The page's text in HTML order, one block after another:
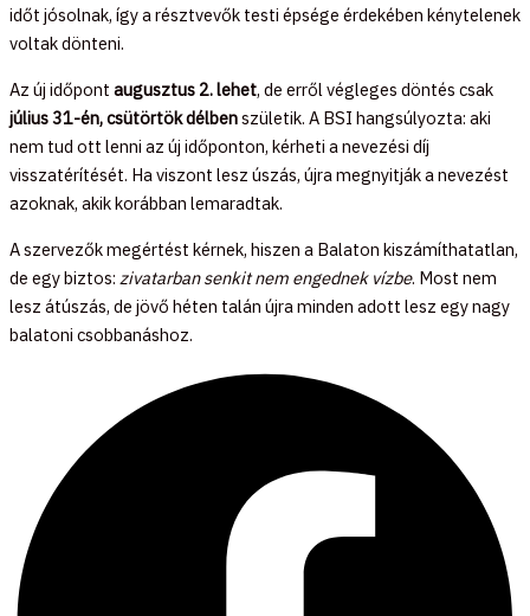
időt jósolnak, így a résztvevők testi épsége érdekében kénytelenek
voltak dönteni.
Az új időpont augusztus 2. lehet, de erről végleges döntés csak
július 31-én, csütörtök délbenszületik. A BSI hangsúlyozta: aki
nem tud ott lenni az új időponton, kérheti a nevezési díj
visszatérítését. Ha viszont lesz úszás, újra megnyitják a nevezést
azoknak, akik korábban lemaradtak.
A szervezők megértést kérnek, hiszen a Balaton kiszámíthatatlan,
de egy biztos: zivatarban senkit nem engednek vízbe. Most nem
lesz átúszás, de jövő héten talán újra minden adott lesz egy nagy
balatoni csobbanáshoz.